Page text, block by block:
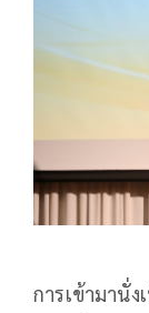
การเข้ามานั่